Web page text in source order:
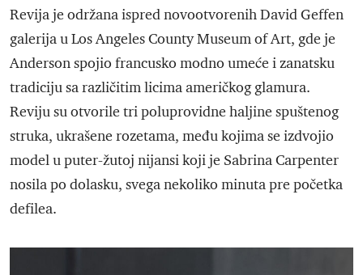
Revija je održana ispred novootvorenih David Geffen
galerija u Los Angeles County Museum of Art, gde je
Anderson spojio francusko modno umeće i zanatsku
tradiciju sa različitim licima američkog glamura.
Reviju su otvorile tri poluprovidne haljine spuštenog
struka, ukrašene rozetama, među kojima se izdvojio
model u puter-žutoj nijansi koji je Sabrina Carpenter
nosila po dolasku, svega nekoliko minuta pre početka
defilea.